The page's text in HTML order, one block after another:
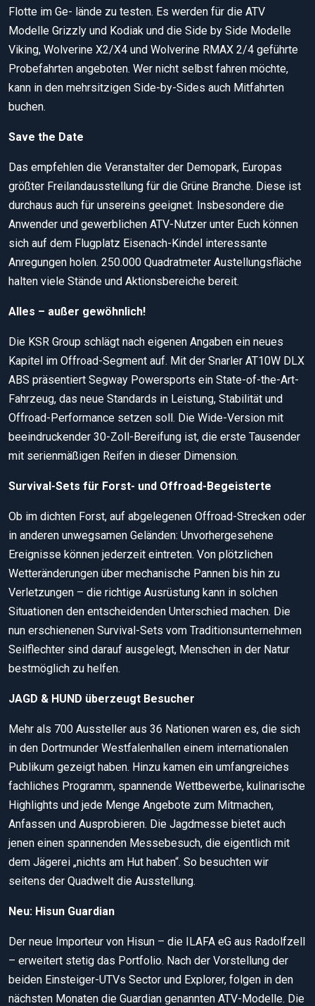
Flotte im Ge­- lände zu testen. Es werden für die ATV
Modelle Grizzly und Kodiak und die Side by Side Modelle
Viking, Wolverine X2/X4 und Wolverine RMAX 2/4 geführte
Probefahrten angeboten. Wer nicht selbst fahren möchte,
kann in den mehrsitzigen Side-by-Sides auch Mitfahrten
buchen.
Save the Date
Das empfehlen die Veranstalter der Demopark, Europas
größter Freilandausstellung für die Grüne Branche. Diese ist
durchaus auch für unsereins geeignet. Insbesondere die
Anwender und gewerblichen ATV-Nutzer unter Euch können
sich auf dem Flugplatz Eisenach-Kindel interessante
Anregungen holen. 250.000 Quadratmeter Austellungsfläche
halten viele Stände und Aktionsbereiche bereit.
Alles – außer gewöhnlich!
Die KSR Group schlägt nach eigenen Angaben ein neues
Kapitel im Offroad-Segment auf. Mit der Snarler AT10W DLX
ABS präsentiert Segway Powersports ein State-of-the-Art-
Fahrzeug, das neue Standards in Leistung, Stabilität und
Offroad-Performance setzen soll. Die Wide-Version mit
beeindruckender 30-Zoll-Bereifung ist, die erste Tausender
mit serienmäßigen Reifen in dieser Dimension.
Survival-Sets für Forst- und Offroad-Begeisterte
Ob im dichten Forst, auf abgelegenen Offroad-Strecken oder
in anderen unwegsamen Geländen: Unvorhergesehene
Ereignisse können jederzeit eintreten. Von plötzlichen
Wetteränderungen über mechanische Pannen bis hin zu
Verletzungen – die richtige Ausrüstung kann in solchen
Situationen den entscheidenden Unterschied machen. Die
nun erschienenen Survival-Sets vom Traditionsunternehmen
Seilflechter sind darauf ausgelegt, Menschen in der Natur
bestmöglich zu helfen.
JAGD & HUND überzeugt Besucher
Mehr als 700 Aussteller aus 36 Nationen waren es, die sich
in den Dortmunder Westfalenhallen einem internationalen
Publikum gezeigt haben. Hinzu kamen ein umfangreiches
fachliches Programm, spannende Wettbewerbe, kulinarische
Highlights und jede Menge Angebote zum Mitmachen,
Anfassen und Ausprobieren. Die Jagdmesse bietet auch
jenen einen spannenden Messebesuch, die eigentlich mit
dem Jägerei „nichts am Hut haben“. So besuchten wir
seitens der Quadwelt die Ausstellung.
Neu: Hisun Guardian
Der neue Importeur von Hisun – die ILAFA eG aus Radolfzell
– erweitert stetig das Portfolio. Nach der Vorstellung der
beiden Einsteiger-UTVs Sector und Explorer, folgen in den
nächsten Monaten die Guardian genannten ATV-Modelle. Die